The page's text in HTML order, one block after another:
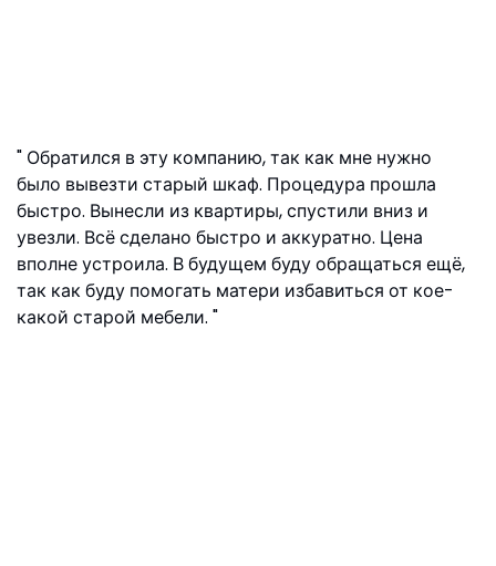
Обратился в эту компанию, так как мне нужно
было вывезти старый шкаф. Процедура прошла
быстро. Вынесли из квартиры, спустили вниз и
увезли. Всё сделано быстро и аккуратно. Цена
вполне устроила. В будущем буду обращаться ещё,
так как буду помогать матери избавиться от кое-
какой старой мебели.